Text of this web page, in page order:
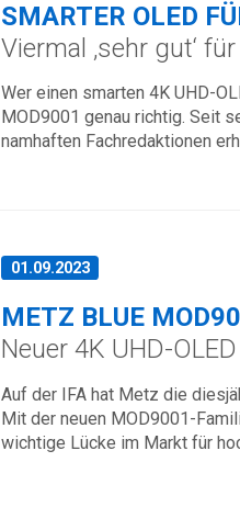
SMARTER OLED
Viermal ‚sehr gut‘
Wer einen smarten 4K UHD-
MOD9001 genau richtig. Seit
namhaften Fachredaktionen
01.09.2023
METZ BLUE
Neuer 4K UHD-
Auf der IFA hat Metz die
Mit der neuen MOD9001-
wichtige Lücke im Markt für